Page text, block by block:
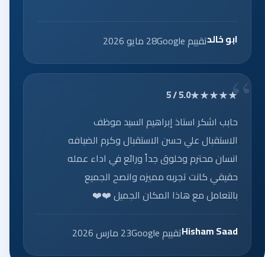
ابو خالدتقييم Google 28 مايو 2026
★★★★★
5.0 / 5
حابب اشكر استاذ إبراهيم السيد موظف
الاستقبال علي حسن الاستقبال وكرم الضيافه
انسان محترم وخلوق جداً ورائع في اداء عمله
حقيقي كانت تجربه مميزه وانصح الجميع
بالتعامل مع هاذا المكان الجميل ❤️❤️
Hisham Saadتقييم Google 23 مارس 2026